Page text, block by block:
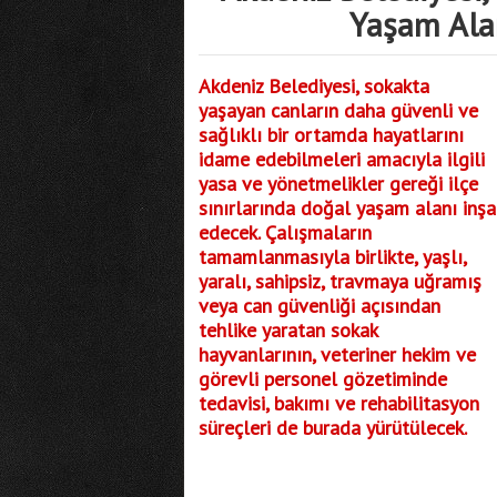
Yaşam
Akdeniz Belediyesi, sokakta
yaşayan canların daha güvenli ve
sağlıklı bir ortamda hayatlarını
idame edebilmeleri amacıyla ilgili
yasa ve yönetmelikler gereği ilçe
sınırlarında doğal yaşam alanı inşa
edecek. Çalışmaların
tamamlanmasıyla birlikte, yaşlı,
yaralı, sahipsiz, travmaya uğramış
veya can güvenliği açısından
tehlike yaratan sokak
hayvanlarının, veteriner hekim ve
görevli personel gözetiminde
tedavisi, bakımı ve rehabilitasyon
süreçleri de burada yürütülecek.